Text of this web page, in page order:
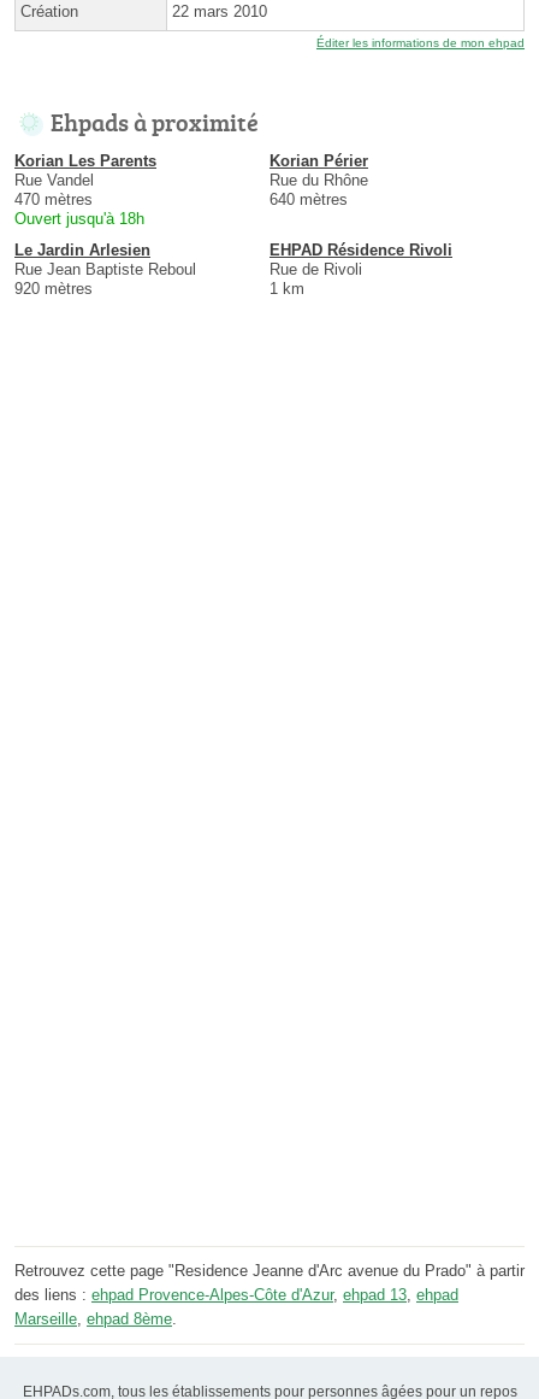
Création 22 mars 2010
Éditer les informations de mon ehpad
Ehpads à proximité
Korian Les Parents
Rue Vandel
470 mètres
Ouvert jusqu'à 18h
Korian Périer
Rue du Rhône
640 mètres
Le Jardin Arlesien
Rue Jean Baptiste Reboul
920 mètres
EHPAD Résidence Rivoli
Rue de Rivoli
1 km
Retrouvez cette page "Residence Jeanne d'Arc avenue du Prado" à partir
des liens : ehpad Provence-Alpes-Côte d'Azur, ehpad 13 ehpad
Marseille ehpad 8ème
EHPADs.com, tous les établissements pour personnes âgées pour un repos